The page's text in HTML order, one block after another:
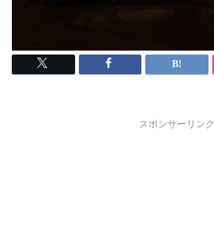
スポンサーリンク